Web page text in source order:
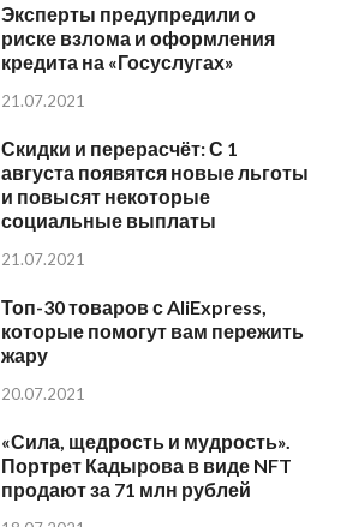
Эксперты предупредили о
риске взлома и оформления
кредита на «Госуслугах»
21.07.2021
Скидки и перерасчёт: С 1
августа появятся новые льготы
и повысят некоторые
социальные выплаты
21.07.2021
Топ-30 товаров с AliExpress,
которые помогут вам пережить
жару
20.07.2021
«Сила, щедрость и мудрость».
Портрет Кадырова в виде NFT
продают за 71 млн рублей